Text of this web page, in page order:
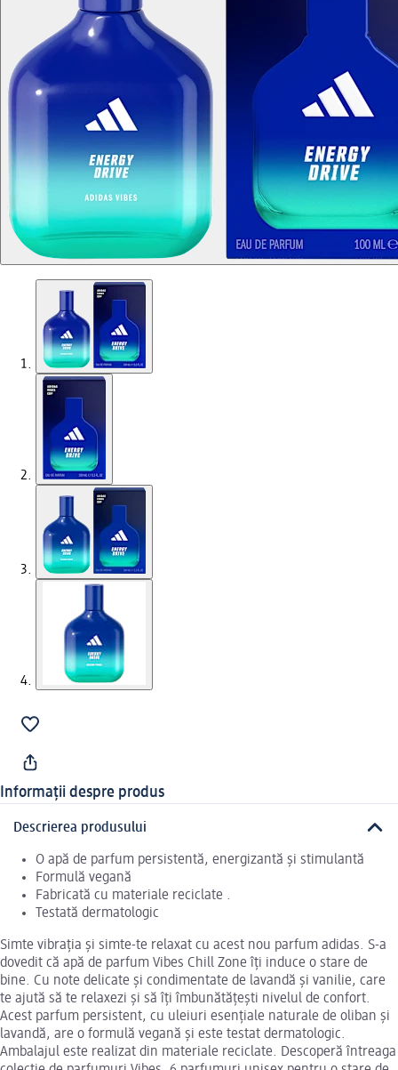
Informații despre produs
Descrierea produsului
O apă de parfum persistentă, energizantă și stimulantă
Formulă vegană
Fabricată cu materiale reciclate .
Testată dermatologic
Simte vibrația și simte-te relaxat cu acest nou parfum adidas. S-a
dovedit că apă de parfum Vibes Chill Zone îți induce o stare de
bine. Cu note delicate și condimentate de lavandă și vanilie, care
te ajută să te relaxezi și să îți îmbunătățești nivelul de confort.
Acest parfum persistent, cu uleiuri esențiale naturale de oliban și
lavandă, are o formulă vegană și este testat dermatologic.
Ambalajul este realizat din materiale reciclate. Descoperă întreaga